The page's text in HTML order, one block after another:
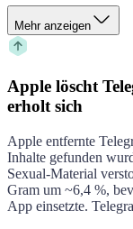
Mehr anzeigen
Apple löscht
erholt sich
Apple entfernte
Inhalte gefunden
Sexual-Material
Gram um ~6,4 %,
App einsetzte.